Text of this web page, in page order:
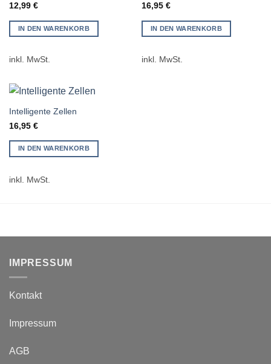
12,99 €
IN DEN WARENKORB
inkl. MwSt.
16,95 €
IN DEN WARENKORB
inkl. MwSt.
Intelligente Zellen
16,95 €
IN DEN WARENKORB
inkl. MwSt.
IMPRESSUM
Kontakt
Impressum
AGB